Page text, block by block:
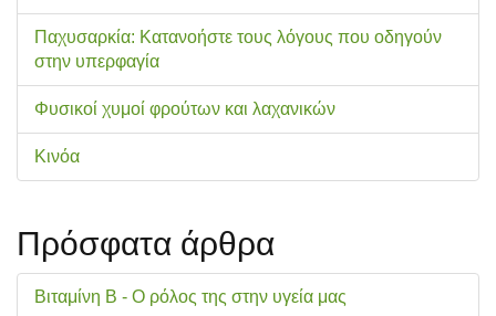
Παχυσαρκία: Κατανοήστε τους λόγους που οδηγούν
στην υπερφαγία
Φυσικοί χυμοί φρούτων και λαχανικών
Κινόα
Πρόσφατα άρθρα
Βιταμίνη Β - Ο ρόλος της στην υγεία μας